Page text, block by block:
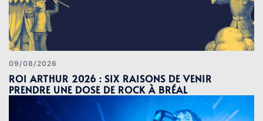
09/08/2026
ROI ARTHUR 2026 : SIX RAISONS DE VENIR
PRENDRE UNE DOSE DE ROCK À BRÉAL